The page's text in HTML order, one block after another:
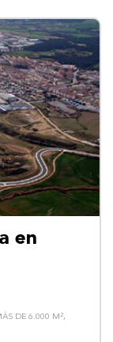
en
DE 6.000 M²